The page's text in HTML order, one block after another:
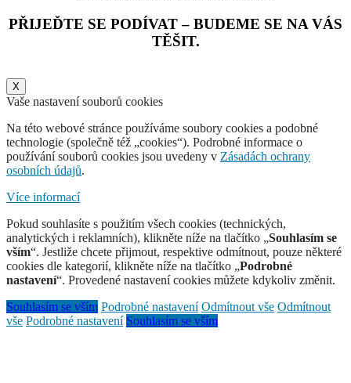
PŘIJEĎTE SE PODÍVAT – BUDEME SE NA VÁS
TĚŠIT.
X
Vaše nastavení souborů cookies
Na této webové stránce používáme soubory cookies a podobné
technologie (společně též „cookies“). Podrobné informace o
používání souborů cookies jsou uvedeny v Zásadách ochrany
osobních údajů.
Více informací
Pokud souhlasíte s použitím všech cookies (technických,
analytických i reklamních), klikněte níže na tlačítko „Souhlasím se
vším“. Jestliže chcete přijmout, respektive odmítnout, pouze některé
cookies dle kategorií, klikněte níže na tlačítko „Podrobné
nastavení“. Provedené nastavení cookies můžete kdykoliv změnit.
Souhlasím se vším Podrobné nastavení Odmítnout vše Odmítnout
vše Podrobné nastavení Souhlasím se vším